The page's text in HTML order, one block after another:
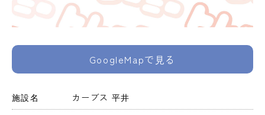
GoogleMapで見る
施設名 カーブス 平井